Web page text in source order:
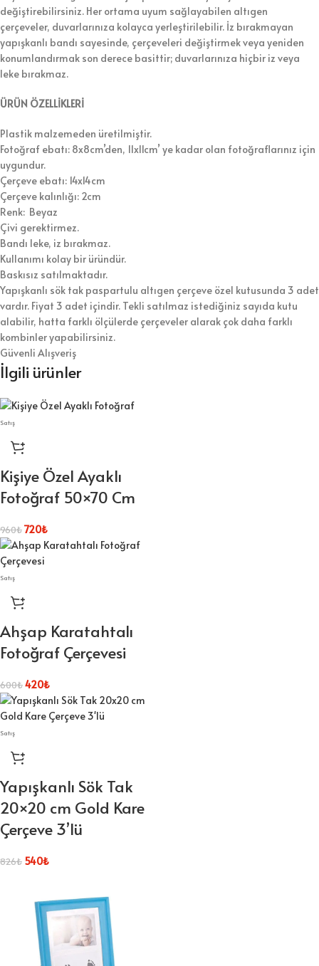
değiştirebilirsiniz. Her ortama uyum sağlayabilen altıgen
çerçeveler, duvarlarınıza kolayca yerleştirilebilir. İz bırakmayan
yapışkanlı bandı sayesinde, çerçeveleri değiştirmek veya yeniden
konumlandırmak son derece basittir; duvarlarınıza hiçbir iz veya
leke bırakmaz.
ÜRÜN ÖZELLİKLERİ
Plastik malzemeden üretilmiştir.
Fotoğraf ebatı: 8x8cm’den, 11x11cm’ ye kadar olan fotoğraflarınız için
uygundur.
Çerçeve ebatı: 14x14cm
Çerçeve kalınlığı: 2cm
Renk: Beyaz
Çivi gerektirmez.
Bandı leke, iz bırakmaz.
Kullanımı kolay bir üründür.
Baskısız satılmaktadır.
Yapışkanlı sök tak paspartulu altıgen çerçeve özel kutusunda 3 adet
vardır. Fiyat 3 adet içindir. Tekli satılmaz istediğiniz sayıda kutu
alabilir, hatta farklı ölçülerde çerçeveler alarak çok daha farklı
kombinler yapabilirsiniz.
Güvenli Alışveriş
İlgili ürünler
Satış
Kişiye Özel Ayaklı
Fotoğraf 50×70 Cm
960₺720₺
Satış
Ahşap Karatahtalı
Fotoğraf Çerçevesi
600₺420₺
Satış
Yapışkanlı Sök Tak
20×20 cm Gold Kare
Çerçeve 3’lü
826₺ 540₺